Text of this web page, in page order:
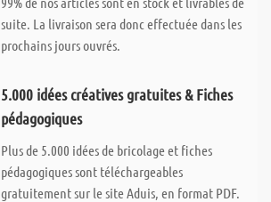
suite. La livraison sera donc effectuée dans les
prochains jours ouvrés.
5.000 idées créatives gratuites & Fiches
pédagogiques
Plus de 5.000 idées de bricolage et fiches
pédagogiques sont téléchargeables
gratuitement sur le site Aduis, en format PDF.